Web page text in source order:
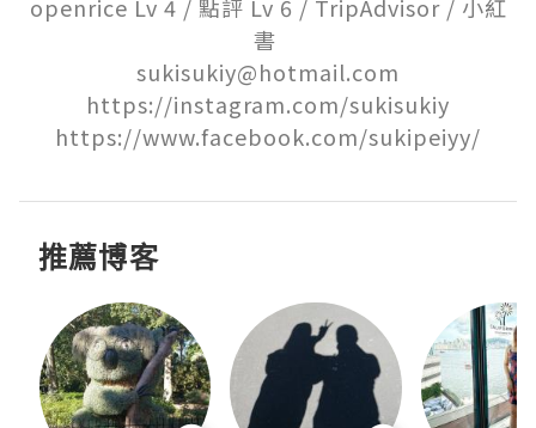
openrice Lv 4 / 點評 Lv 6 / TripAdvisor / 小紅
書
sukisukiy@hotmail.com
https://instagram.com/sukisukiy
https://www.facebook.com/sukipeiyy/
推薦博客